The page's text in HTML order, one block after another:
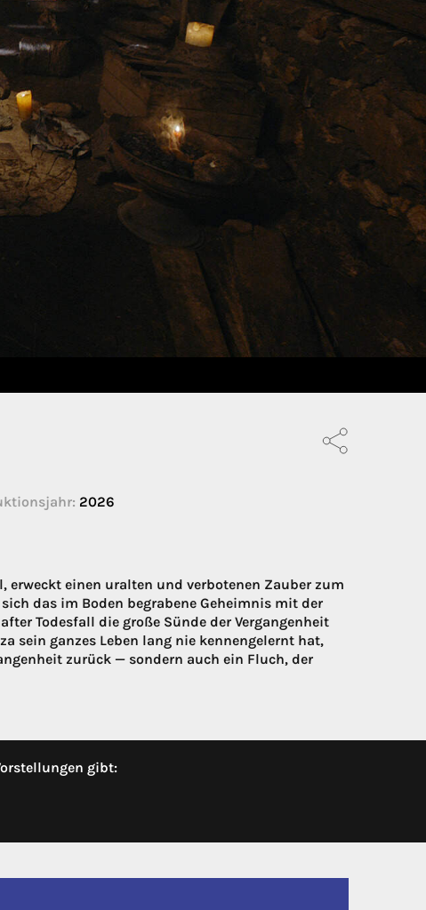
2026
erweckt einen uralten und verbotenen Zauber zum
das im Boden begrabene Geheimnis mit der
Todesfall die große Sünde der Vergangenheit
sein ganzes Leben lang nie kennengelernt hat,
zurück — sondern auch ein Fluch, der
gibt: